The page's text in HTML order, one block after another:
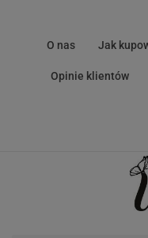
O nas Jak
Opinie klientów